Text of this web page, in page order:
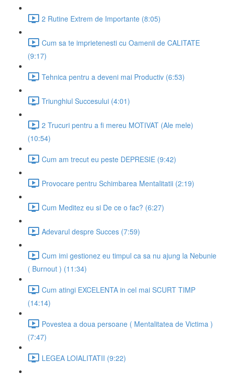
2 Rutine Extrem de Importante (8:05)
Cum sa te imprietenesti cu Oamenii de CALITATE
(9:17)
Tehnica pentru a deveni mai Productiv (6:53)
Triunghiul Succesului (4:01)
2 Trucuri pentru a fi mereu MOTIVAT (Ale mele)
(10:54)
Cum am trecut eu peste DEPRESIE (9:42)
Provocare pentru Schimbarea Mentalitatii (2:19)
Cum Meditez eu si De ce o fac? (6:27)
Adevarul despre Succes (7:59)
Cum imi gestionez eu timpul ca sa nu ajung la Nebunie
( Burnout ) (11:34)
Cum atingi EXCELENTA in cel mai SCURT TIMP
(14:14)
Povestea a doua persoane ( Mentalitatea de Victima )
(7:47)
LEGEA LOIALITATII (9:22)